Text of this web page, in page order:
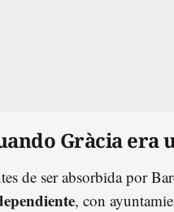
Gràcia
de ser absorbida por
, con